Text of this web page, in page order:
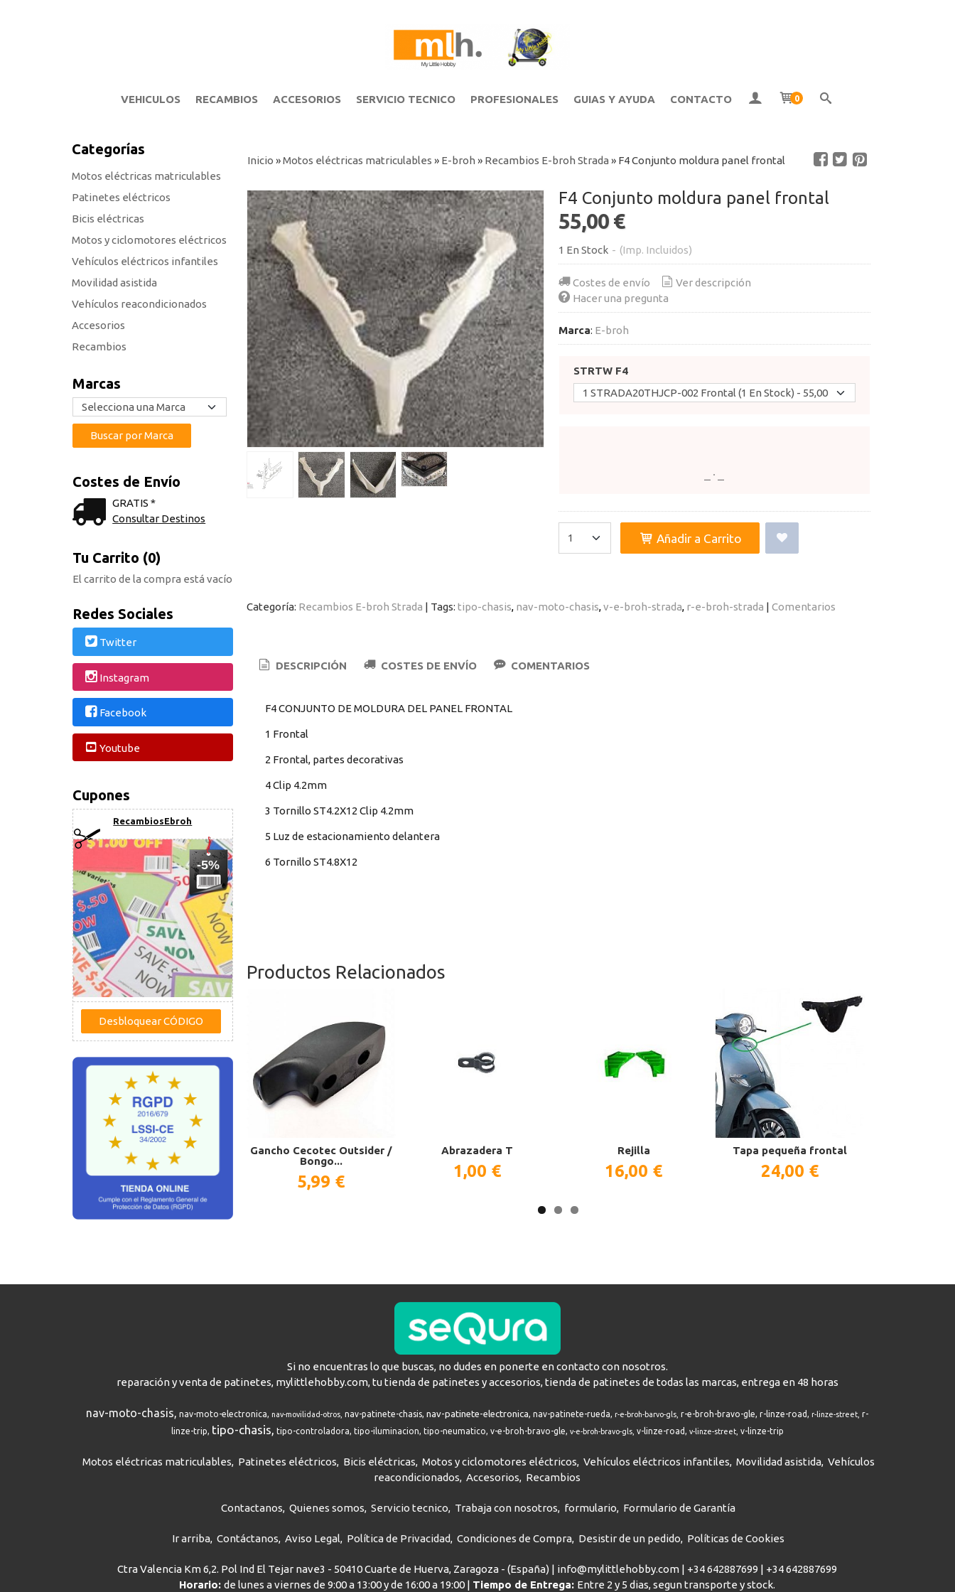
VEHICULOS RECAMBIOS ACCESORIOS SERVICIO TECNICO PROFESIONALES GUIAS Y AYUDA CONTACTO 0
Categorías
Motos eléctricas matriculables
Patinetes eléctricos
Bicis eléctricas
Motos y ciclomotores eléctricos
Vehículos eléctricos infantiles
Movilidad asistida
Vehículos reacondicionados
Accesorios
Recambios
Marcas
Costes de Envío
GRATIS *
Consultar Destinos
Tu Carrito (0)
El carrito de la compra está vacío
Redes Sociales
Twitter
Instagram
Facebook
Youtube
Cupones
RecambiosEbroh
-5%
Inicio »Motos eléctricas matriculables » E-broh » Recambios E-broh Strada » F4 Conjunto moldura panel frontal
F4 Conjunto moldura panel frontal
55,00 €
1 En Stock - (Imp. Incluidos)
Costes de envío
Ver descripción
Hacer una pregunta
Marca: E-broh
STRTW F4
Añadir a Carrito
Categoría: Recambios E-broh Strada | Tags: tipo-chasis nav-moto-chasis v-e-broh-strada r-e-broh-strada | Comentarios
DESCRIPCIÓN COSTES DE ENVÍO COMENTARIOS
F4 CONJUNTO DE MOLDURA DEL PANEL FRONTAL
1 Frontal
2 Frontal, partes decorativas
4 Clip 4.2mm
3 Tornillo ST4.2X12 Clip 4.2mm
5 Luz de estacionamiento delantera
6 Tornillo ST4.8X12
Productos Relacionados
Gancho Cecotec Outsider /
Bongo...
5,99 €
Abrazadera T
1,00 €
Rejilla
16,00 €
Tapa pequeña frontal
24,00 €
Si no encuentras lo que buscas, no dudes en ponerte en contacto con nosotros.
reparación y venta de patinetes, mylittlehobby.com, tu tienda de patinetes y accesorios, tienda de patinetes de todas las marcas, entrega en 48 horas
nav-moto-chasis nav-moto-electronica nav-movilidad-otros nav-patinete-chasis nav-patinete-electronica nav-patinete-rueda r-e-broh-barvo-gls r-e-broh-bravo-gle r-linze-road r-linze-street r-
linze-trip
tipo-chasis tipo-controladora tipo-iluminacion tipo-neumatico v-e-broh-bravo-gle v-e-broh-bravo-gls v-linze-road v-linze-street v-linze-trip
Motos eléctricas matriculables Patinetes eléctricos Bicis eléctricas Motos y ciclomotores eléctricos Vehículos eléctricos infantiles Movilidad asistida Vehículos
reacondicionados Accesorios Recambios
Contactanos Quienes somos Servicio tecnico Trabaja con nosotros formulario Formulario de Garantía
Ir arriba Contáctanos Aviso Legal Política de Privacidad Condiciones de Compra Desistir de un pedido Políticas de Cookies
Ctra Valencia Km 6,2. Pol Ind El Tejar nave3 - 50410 Cuarte de Huerva, Zaragoza - (España) | info@mylittlehobby.com | +34 642887699 | +34 642887699
Horario:de lunes a viernes de 9:00 a 13:00 y de 16:00 a 19:00 | Tiempo de Entrega: Entre 2 y 5 dias, segun transporte y stock.